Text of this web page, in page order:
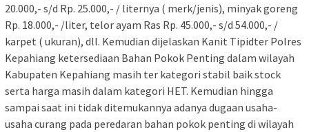
20.000,- s/d Rp. 25.000,- / liternya ( merk/jenis), minyak goreng
Rp. 18.000,- /liter, telor ayam Ras Rp. 45.000,- s/d 54.000,- /
karpet ( ukuran), dll. Kemudian dijelaskan Kanit Tipidter Polres
Kepahiang ketersediaan Bahan Pokok Penting dalam wilayah
Kabupaten Kepahiang masih ter kategori stabil baik stock
serta harga masih dalam kategori HET. Kemudian hingga
sampai saat ini tidak ditemukannya adanya dugaan usaha-
usaha curang pada peredaran bahan pokok penting di wilayah